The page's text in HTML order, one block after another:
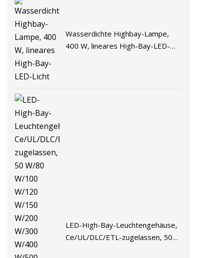
Wasserdichte Highbay-Lampe,
400 W, lineares High-Bay-LED-
LED-High-Bay-Leuchtengehäuse,
Ce/UL/DLC/ETL-zugelassen, 50